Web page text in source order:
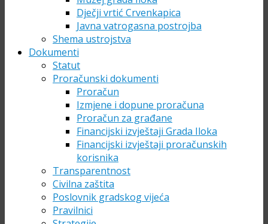
Dječji vrtić Crvenkapica
Javna vatrogasna postrojba
Shema ustrojstva
Dokumenti
Statut
Proračunski dokumenti
Proračun
Izmjene i dopune proračuna
Proračun za građane
Financijski izvještaji Grada Iloka
Financijski izvještaji proračunskih
korisnika
Transparentnost
Civilna zaštita
Poslovnik gradskog vijeća
Pravilnici